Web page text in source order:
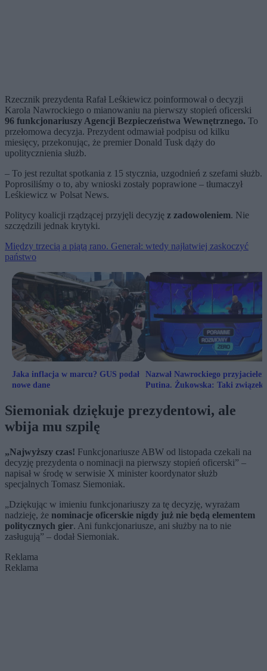
Rzecznik prezydenta Rafał Leśkiewicz poinformował o decyzji
Karola Nawrockiego o mianowaniu na pierwszy stopień oficerski
96 funkcjonariuszy Agencji Bezpieczeństwa Wewnętrznego. To
przełomowa decyzja. Prezydent odmawiał podpisu od kilku
miesięcy, przekonując, że premier Donald Tusk dąży do
upolitycznienia służb.
– To jest rezultat spotkania z 15 stycznia, uzgodnień z szefami służb.
Poprosiliśmy o to, aby wnioski zostały poprawione – tłumaczył
Leśkiewicz w Polsat News.
Politycy koalicji rządzącej przyjęli decyzję z zadowoleniem. Nie
szczędzili jednak krytyki.
Między trzecią a piątą rano. Generał: wtedy najłatwiej zaskoczyć
państwo
Jaka inflacja w marcu? GUS podał
nowe dane
Nazwał Nawrockiego
Putina. Żukowska: Taki związek
Siemoniak dziękuje prezydentowi, ale
wbija mu szpilę
„Najwyższy czas! Funkcjonariusze ABW od listopada czekali na
decyzję prezydenta o nominacji na pierwszy stopień oficerski” –
napisał w środę w serwisie X minister koordynator służb
specjalnych Tomasz Siemoniak.
„Dziękując w imieniu funkcjonariuszy za tę decyzję, wyrażam
nadzieję, że nominacje oficerskie nigdy już nie będą elementem
politycznych gier. Ani funkcjonariusze, ani służby na to nie
zasługują” – dodał Siemoniak.
Reklama
Reklama